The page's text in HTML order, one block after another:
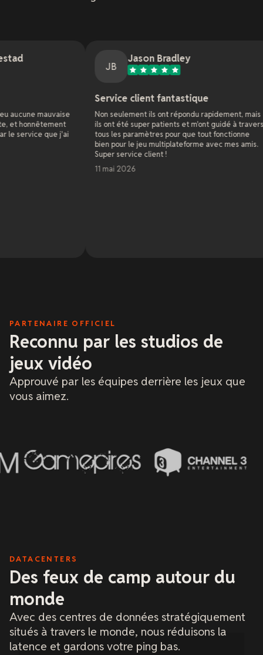
Service client fantastique
Non seulement ils ont répondu rapidement, mais
ils ont été super patients et m'ont guidé à travers
tous les paramètres pour que tout fonctionne
bien pour le jeu multiplateforme avec mes amis.
Super service client !
En tant
de sites
J'ai un
absolue et
une.
PARTENAIRE OFFICIEL
Reconnu par les studios de
jeux vidéo
Approuvé par les équipes derrière les jeux que
vous aimez.
DATACENTERS
Des feux de camp autour du
monde
Avec des centres de données stratégiquement
situés à travers le monde, nous réduisons la
latence et gardons votre ping bas.